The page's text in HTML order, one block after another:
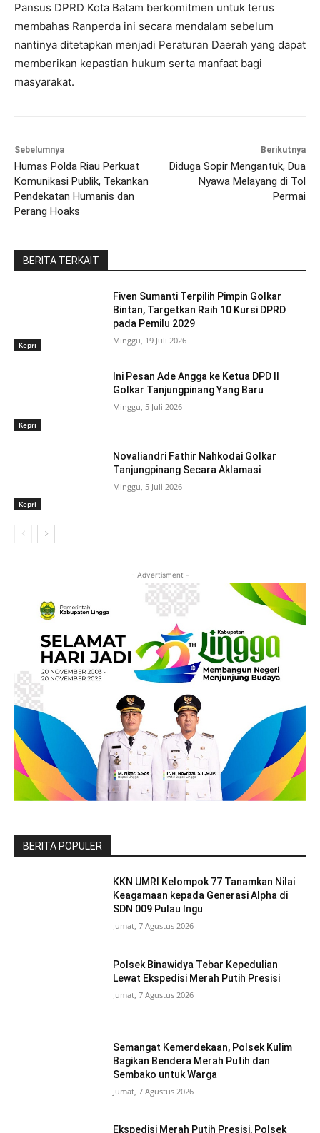
Pansus DPRD Kota Batam berkomitmen untuk terus
membahas Ranperda ini secara mendalam sebelum
nantinya ditetapkan menjadi Peraturan Daerah yang dapat
memberikan kepastian hukum serta manfaat bagi
masyarakat.
Sebelumnya
Humas Polda Riau Perkuat
Komunikasi Publik, Tekankan
Pendekatan Humanis dan
Perang Hoaks
Berikutnya
Diduga Sopir Mengantuk, Dua
Nyawa Melayang di Tol
Permai
BERITA TERKAIT
Kepri
Fiven Sumanti Terpilih Pimpin Golkar
Bintan, Targetkan Raih 10 Kursi DPRD
pada Pemilu 2029
Minggu, 19 Juli 2026
Kepri
Ini Pesan Ade Angga ke Ketua DPD II
Golkar Tanjungpinang Yang Baru
Minggu, 5 Juli 2026
Kepri
Novaliandri Fathir Nahkodai Golkar
Tanjungpinang Secara Aklamasi
Minggu, 5 Juli 2026
- Advertisment -
BERITA POPULER
KKN UMRI Kelompok 77 Tanamkan Nilai
Keagamaan kepada Generasi Alpha di
SDN 009 Pulau Ingu
Jumat, 7 Agustus 2026
Polsek Binawidya Tebar Kepedulian
Lewat Ekspedisi Merah Putih Presisi
Jumat, 7 Agustus 2026
Semangat Kemerdekaan, Polsek Kulim
Bagikan Bendera Merah Putih dan
Sembako untuk Warga
Jumat, 7 Agustus 2026
Ekspedisi Merah Putih Presisi, Polsek